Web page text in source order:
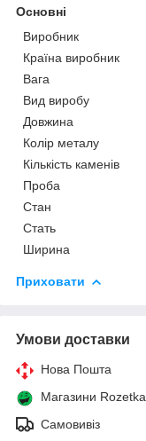
Основні
Виробник
Країна виробник
Вага
Вид виробу
Довжина
Колір металу
Кількість каменів
Проба
Стан
Стать
Ширина
Приховати
Умови доставки
Нова Пошта
Магазини Rozetka
Самовивіз